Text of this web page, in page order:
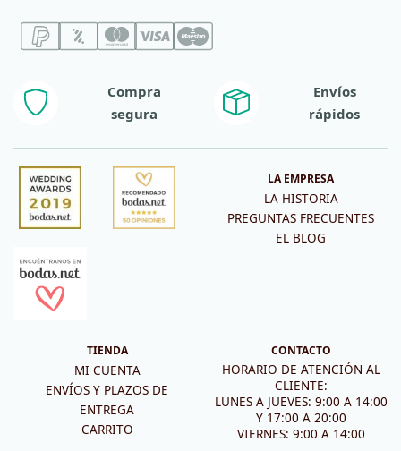
Compra
segura
Envíos
rápidos
LA EMPRESA
LA HISTORIA
PREGUNTAS FRECUENTES
EL BLOG
TIENDA
MI CUENTA
ENVÍOS Y PLAZOS DE
ENTREGA
CARRITO
CONTACTO
HORARIO DE ATENCIÓN AL
CLIENTE:
LUNES A JUEVES: 9:00 A 14:00
Y 17:00 A 20:00
VIERNES: 9:00 A 14:00